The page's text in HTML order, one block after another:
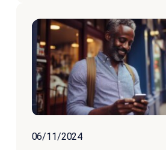
06/11/2024